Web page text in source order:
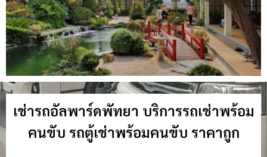
เช่ารถอัลพาร์ดพัทยา บริการรถเช่าพร้อม
คนขับ รถตู้เช่าพร้อมคนขับ ราคาถูก